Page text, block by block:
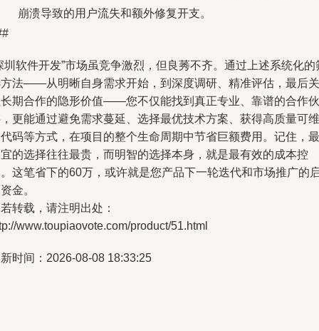
崩溃导致的用户流失和额外修复开支。
圳软件开发”市场虽竞争激烈，但良莠不齐。通过上述系统化的
法——从明晰自身需求开始，到深度调研、精准评估，最后关
期合作的隐形价值——您不仅能找到真正专业、靠谱的合作伙
更能通过避免需求蔓延、选择最优技术方案、获得高质量可维
码等方式，在项目的整个生命周期中节省巨额费用。记住，最
的选择往往最贵，而明智的选择本身，就是最有效的成本控
这笔省下的60万，或许就是您产品下一轮迭代和市场推广的
金。
转载，请注明出处：
www.toupiaovote.com/product/51.html
时间：2026-08-08 18:33:25